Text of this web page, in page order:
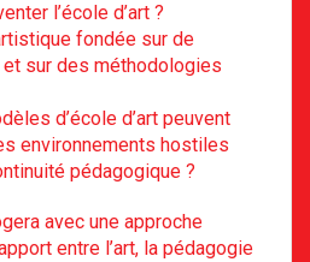
l’école d’art ?
fondée sur de
et sur des méthodologies
d’école d’art peuvent
environnements hostiles
pédagogique ?
avec une approche
entre l’art, la pédagogie